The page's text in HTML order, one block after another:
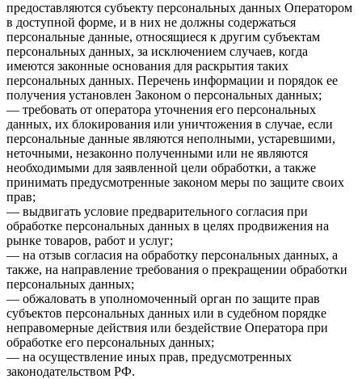
предоставляются субъекту персональных данных Оператором
в доступной форме, и в них не должны содержаться
персональные данные, относящиеся к другим субъектам
персональных данных, за исключением случаев, когда
имеются законные основания для раскрытия таких
персональных данных. Перечень информации и порядок ее
получения установлен Законом о персональных данных;
— требовать от оператора уточнения его персональных
данных, их блокирования или уничтожения в случае, если
персональные данные являются неполными, устаревшими,
неточными, незаконно полученными или не являются
необходимыми для заявленной цели обработки, а также
принимать предусмотренные законом меры по защите своих
прав;
— выдвигать условие предварительного согласия при
обработке персональных данных в целях продвижения на
рынке товаров, работ и услуг;
— на отзыв согласия на обработку персональных данных, а
также, на направление требования о прекращении обработки
персональных данных;
— обжаловать в уполномоченный орган по защите прав
субъектов персональных данных или в судебном порядке
неправомерные действия или бездействие Оператора при
обработке его персональных данных;
— на осуществление иных прав, предусмотренных
законодательством РФ.